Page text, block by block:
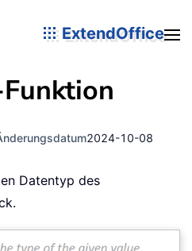
ExtendOffice
2024-10-08
Datentyp des